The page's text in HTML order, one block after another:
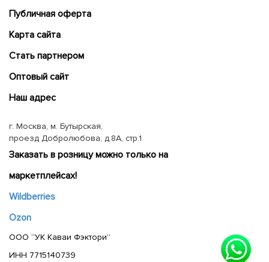
Публичная оферта
Карта сайта
Cтать партнером
Оптовый сайт
Наш адрес
г. Москва, м. Бутырская,
проезд Добролюбова, д.8А, стр.1
Заказать в розницу можно только на
маркетплейсах!
Wildberries
Ozon
ООО “УК Каваи Фэктори”
ИНН 7715140739